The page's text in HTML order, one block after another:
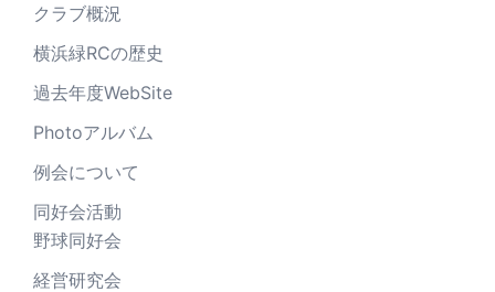
クラブ概況
横浜緑RCの歴史
過去年度WebSite
Photoアルバム
例会について
同好会活動
野球同好会
経営研究会